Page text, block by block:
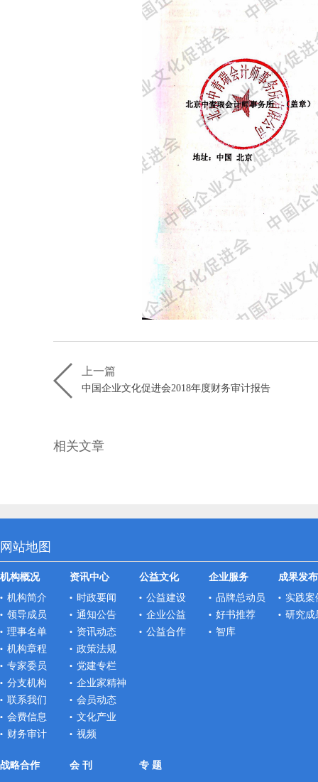
上一篇
中国企业文化促进会2018年度财务审计报告
相关文章
网站地图
机构概况
机构简介
领导成员
理事名单
机构章程
专家委员
分支机构
联系我们
会费信息
财务审计
资讯中心
时政要闻
通知公告
资讯动态
政策法规
党建专栏
企业家精神
会员动态
文化产业
视频
公益文化
公益建设
企业公益
公益合作
企业服务
品牌总动员
好书推荐
智库
成果发布
实践案
研究成
战略合作 会 刊 专 题